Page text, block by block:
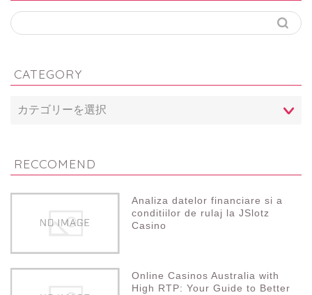
CATEGORY
RECCOMEND
Analiza datelor financiare si a
conditiilor de rulaj la JSlotz
Casino
Online Casinos Australia with
High RTP: Your Guide to Better